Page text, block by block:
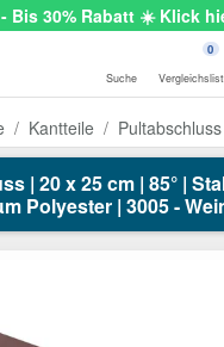
Bis 30% Rabatt ☀️ Klick
Suche
0
Kantteile Pultabschluss
| 20 x 25 cm | 85° |
Polyester | 3005 -